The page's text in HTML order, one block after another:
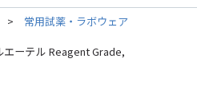
> 常用試薬・ラボウェア
ーテル Reagent Grade,